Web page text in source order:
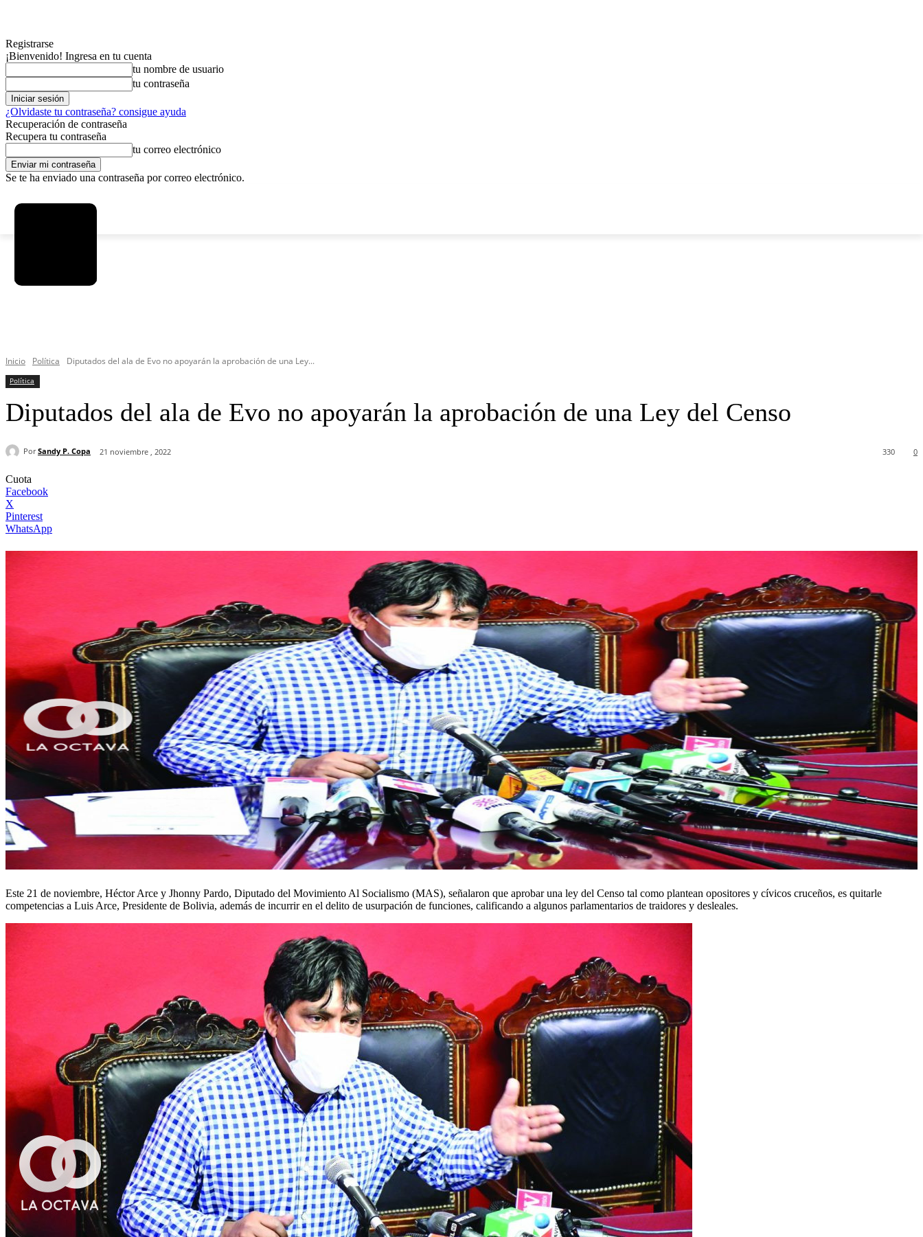
Registrarse
¡Bienvenido! Ingresa en tu cuenta
tu nombre de usuario
tu contraseña
¿Olvidaste tu contraseña? consigue ayuda
Recuperación de contraseña
Recupera tu contraseña
tu correo electrónico
Se te ha enviado una contraseña por correo electrónico.
Inicio Política Diputados del ala de Evo no apoyarán la aprobación de una Ley...
Política
Diputados del ala de Evo no apoyarán la aprobación de una Ley del Censo
Por Sandy P. Copa 21 noviembre , 2022 0
330
Cuota
Facebook
X
Pinterest
WhatsApp
Este 21 de noviembre, Héctor Arce y Jhonny Pardo, Diputado del Movimiento Al Socialismo (MAS), señalaron que aprobar una ley del Censo tal como plantean opositores y cívicos cruceños, es quitarle
competencias a Luis Arce, Presidente de Bolivia, además de incurrir en el delito de usurpación de funciones, calificando a algunos parlamentarios de traidores y desleales.